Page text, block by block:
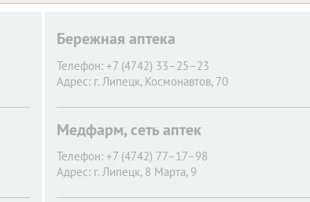
Бережная аптека
Телефон: +7 (4742) 33–25–23
Адрес: г. Липецк, Космонавтов, 70
Медфарм, сеть аптек
Телефон: +7 (4742) 77–17–98
Адрес: г. Липецк, 8 Марта, 9